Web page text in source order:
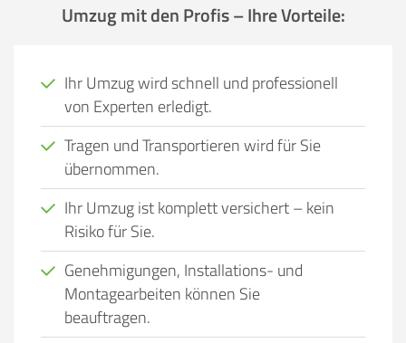
Umzug mit den Profis – Ihre Vorteile:
Ihr Umzug wird schnell und professionell
von Experten erledigt.
Tragen und Transportieren wird für Sie
übernommen.
Ihr Umzug ist komplett versichert – kein
Risiko für Sie.
Genehmigungen, Installations- und
Montagearbeiten können Sie
beauftragen.